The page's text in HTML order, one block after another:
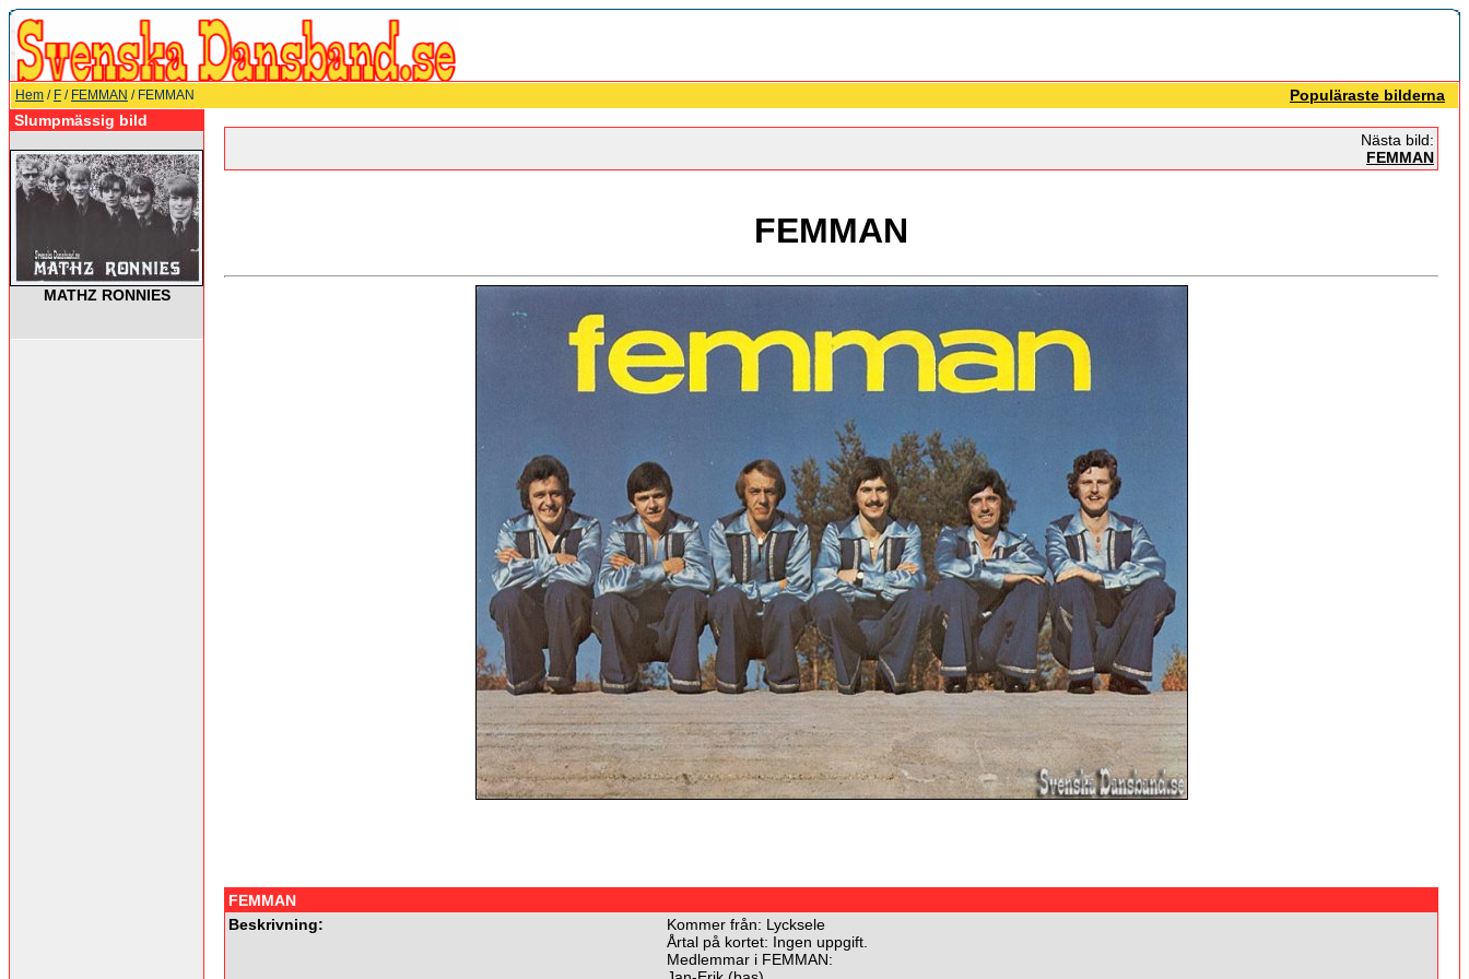
Hem / F / FEMMAN / FEMMAN
Populäraste bilderna
Slumpmässig bild
MATHZ RONNIES
Nästa bild:
FEMMAN
FEMMAN
FEMMAN
Beskrivning:
Kommer från: Lycksele
Årtal på kortet: Ingen uppgift.
Medlemmar i FEMMAN: